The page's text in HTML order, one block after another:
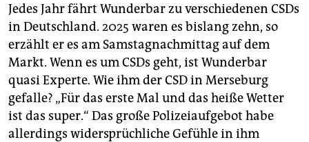
Jedes Jahr fährt Wunderbar zu verschiedenen CSDs
in Deutschland. 2025 waren es bislang zehn, so
erzählt er es am Samstagnachmittag auf dem
Markt. Wenn es um CSDs geht, ist Wunderbar
quasi Experte. Wie ihm der CSD in Merseburg
gefalle? „Für das erste Mal und das heiße Wetter
ist das super.“ Das große Polizeiaufgebot habe
allerdings widersprüchliche Gefühle in ihm